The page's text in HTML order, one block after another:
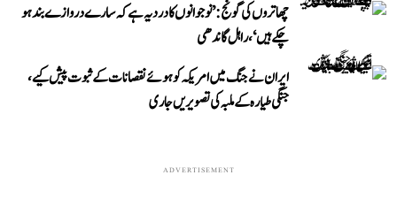
چھاتروں کی گونج: ’نوجوانوں کا درد یہ ہے کہ سارے دروازے بند ہو
چکے ہیں‘، راہل گاندھی
ایران نے جنگ میں امریکہ کو ہوئے نقصانات کے ثبوت پیش کیے،
جنگی طیارہ کے ملبہ کی تصویریں جاری
ADVERTISEMENT